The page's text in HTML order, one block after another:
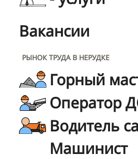
Вакансии
РЫНОК ТРУДА В НЕРУДКЕ
Горный
Оператор
Водитель
Машинист